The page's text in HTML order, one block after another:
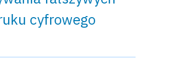
cyfrowego